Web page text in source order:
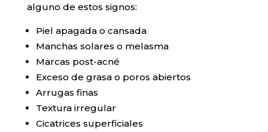
alguno de estos signos:
Piel apagada o cansada
Manchas solares o melasma
Marcas post-acné
Exceso de grasa o poros abiertos
Arrugas finas
Textura irregular
Cicatrices superficiales